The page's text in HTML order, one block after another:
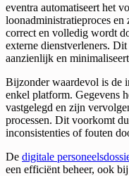
eventra automatiseert het
loonadministratieproces
correct en volledig wordt
externe dienstverleners.
aanzienlijk en
Bijzonder waardevol is de
enkel platform. Gegevens
vastgelegd en zijn
processen. Dit voorkomt
inconsistenties of fouten
De digitale
een efficiënt beheer, ook